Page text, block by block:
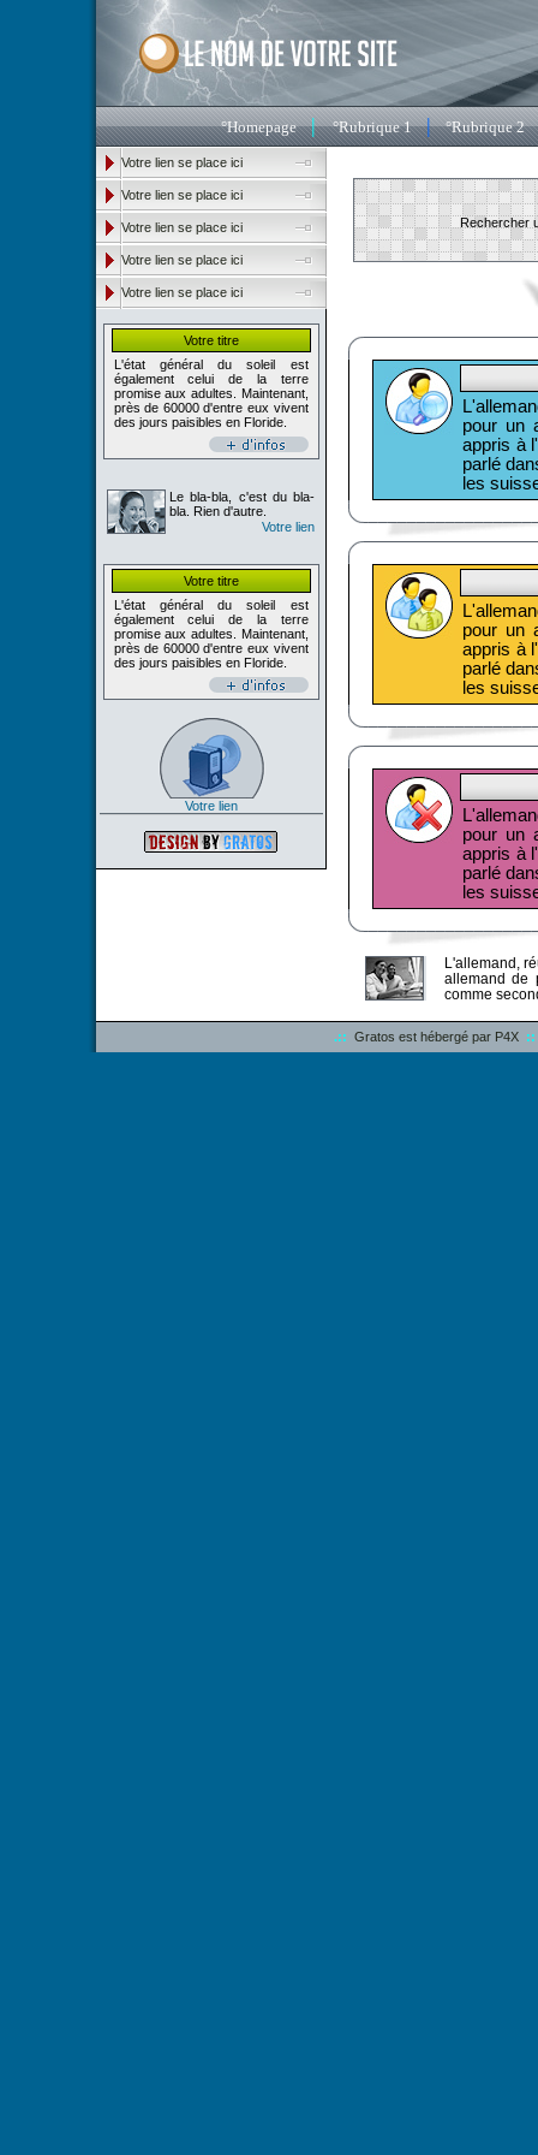
°Homepage | °Rubrique 1 | °Rubrique 2
Votre lien se place ici
Votre lien se place ici
Votre lien se place ici
Votre lien se place ici
Votre lien se place ici
Votre titre
L'état général du soleil est
également celui de la terre
promise aux adultes. Maintenant,
près de 60000 d'entre eux vivent
des jours paisibles en Floride.
Le bla-bla, c'est du bla-
bla. Rien d'autre.
Votre lien
Votre titre
L'état général du soleil est
également celui de la terre
promise aux adultes. Maintenant,
près de 60000 d'entre eux vivent
des jours paisibles en Floride.
Votre lien
Rechercher
pour un
appris à
parlé
les
pour un
appris à
parlé
les
pour un
appris à
parlé
les
L'allemand,
allemand de
comme
.:: Gratos est hébergé par P4X ::